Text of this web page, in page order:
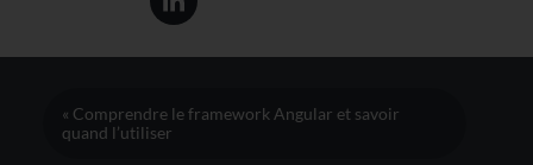
« Comprendre le framework Angular et savoir
quand l’utiliser